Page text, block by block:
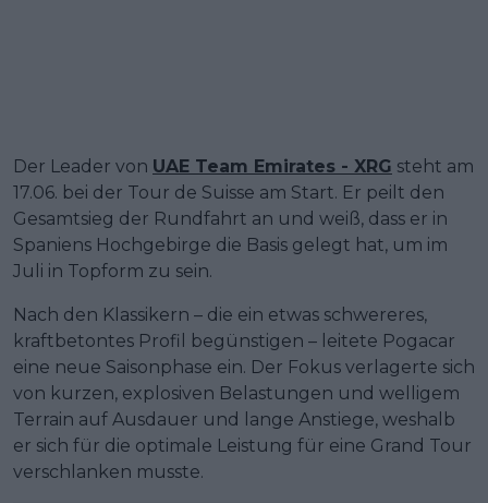
Der Leader von UAE Team Emirates - XRG steht am
17.06. bei der Tour de Suisse am Start. Er peilt den
Gesamtsieg der Rundfahrt an und weiß, dass er in
Spaniens Hochgebirge die Basis gelegt hat, um im
Juli in Topform zu sein.
Nach den Klassikern – die ein etwas schwereres,
kraftbetontes Profil begünstigen – leitete Pogacar
eine neue Saisonphase ein. Der Fokus verlagerte sich
von kurzen, explosiven Belastungen und welligem
Terrain auf Ausdauer und lange Anstiege, weshalb
er sich für die optimale Leistung für eine Grand Tour
verschlanken musste.